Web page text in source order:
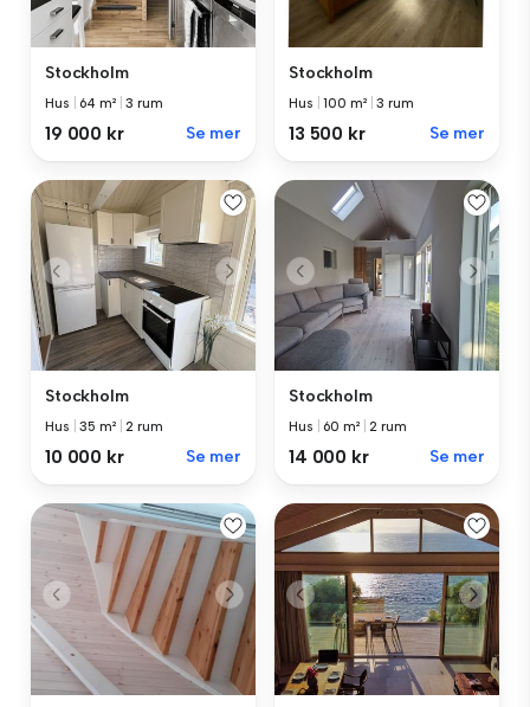
Stockholm
Hus 64 m² |3 rum
19 000 kr Se mer
Stockholm
Hus |100 m² |3 rum
13 500 kr Se mer
Stockholm
Hus |35 m² |2 rum
10 000 kr Se mer
Stockholm
Hus 60 m² |2 rum
14 000 kr Se mer